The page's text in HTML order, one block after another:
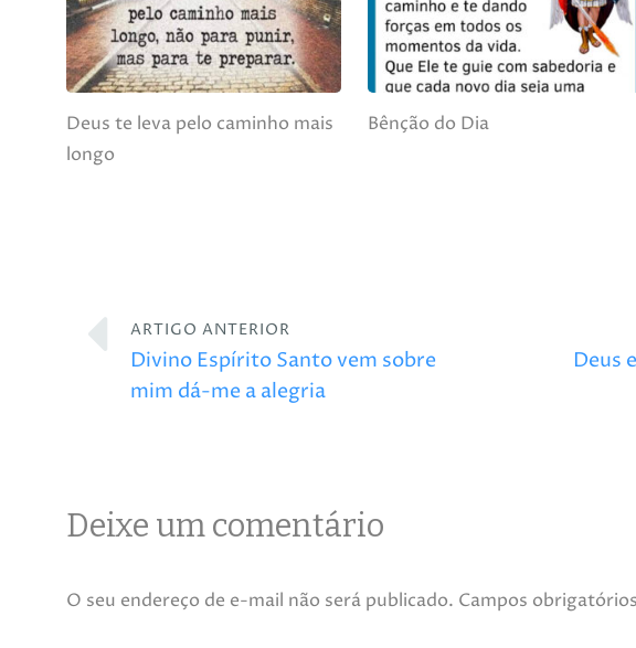
Deus te leva pelo caminho mais
longo
Bênção do Dia
ARTIGO ANTERIOR
Divino Espírito Santo vem sobre
mim dá-me a alegria
Deus
Deixe um comentário
O seu endereço de e-mail não será publicado. Campos